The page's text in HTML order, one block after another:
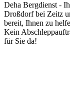
Deha Bergdienst -
Droßdorf bei Zeitz
bereit, Ihnen zu
Kein
für Sie da!